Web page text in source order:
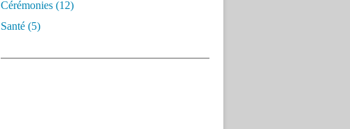
Cérémonies (12)
Santé (5)